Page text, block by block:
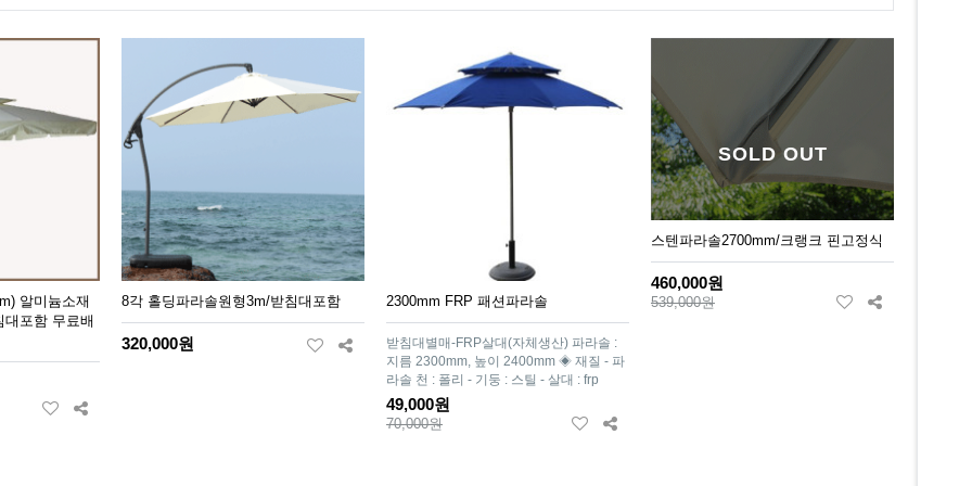
알미늄소재
포함 무료배
8각 홀딩파라솔원형3m/받침대포함
320,000원
2300mm FRP 패션파라솔
받침대별매-FRP살대(자체생산) 파라솔 :
지름 2300mm, 높이 2400mm ◈ 재질 - 파
라솔 천 : 폴리 - 기둥 : 스틸 - 살대 : frp
49,000원
70,000원
SOLD OUT
스텐파라솔2700mm/크랭크 핀고정식
460,000원
539,000원